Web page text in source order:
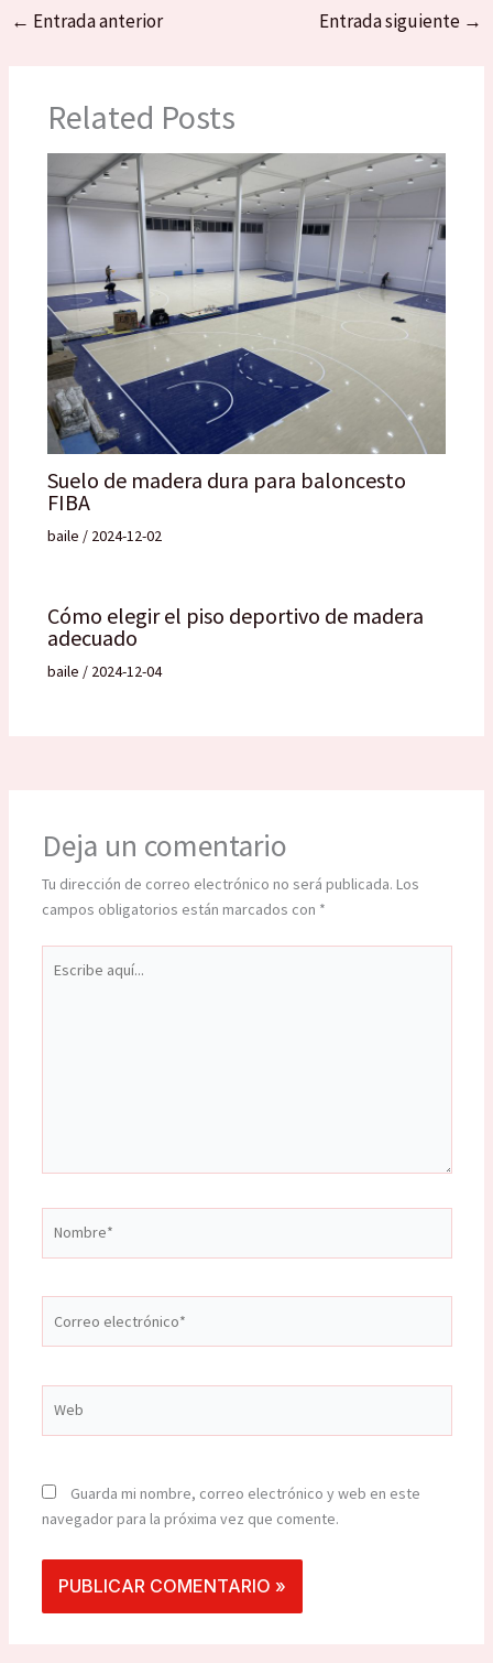
← Entrada anterior Entrada siguiente →
Related Posts
Suelo de madera dura para baloncesto
FIBA
baile / 2024-12-02
Cómo elegir el piso deportivo de madera
adecuado
baile / 2024-12-04
Deja un comentario
Tu dirección de correo electrónico no será publicada. Los
campos obligatorios están marcados con *
aquí...
electrónico*
Guarda mi nombre, correo electrónico y web en este
navegador para la próxima vez que comente.